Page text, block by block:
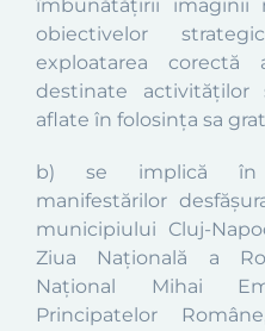
îmbunătățirii imaginii
obiectivelor
exploatarea
destinate activităților
aflate în folosința sa
b) se implică în
manifestărilor
municipiului Cluj-
Ziua Națională a
Național Mihai
Principatelor